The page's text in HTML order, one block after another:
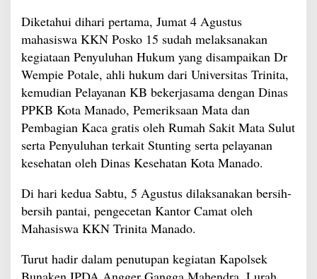
Diketahui dihari pertama, Jumat 4 Agustus
mahasiswa KKN Posko 15 sudah melaksanakan
kegiataan Penyuluhan Hukum yang disampaikan Dr
Wempie Potale, ahli hukum dari Universitas Trinita,
kemudian Pelayanan KB bekerjasama dengan Dinas
PPKB Kota Manado, Pemeriksaan Mata dan
Pembagian Kaca gratis oleh Rumah Sakit Mata Sulut
serta Penyuluhan terkait Stunting serta pelayanan
kesehatan oleh Dinas Kesehatan Kota Manado.
Di hari kedua Sabtu, 5 Agustus dilaksanakan bersih-
bersih pantai, pengecetan Kantor Camat oleh
Mahasiswa KKN Trinita Manado.
Turut hadir dalam penutupan kegiatan Kapolsek